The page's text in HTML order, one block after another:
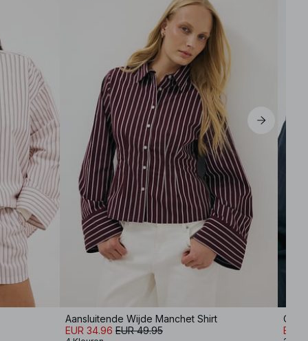
Aansluitende Wijde Manchet Shirt
EUR 34.96 EUR 49.95 EUR